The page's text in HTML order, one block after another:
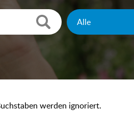
werden ignoriert.